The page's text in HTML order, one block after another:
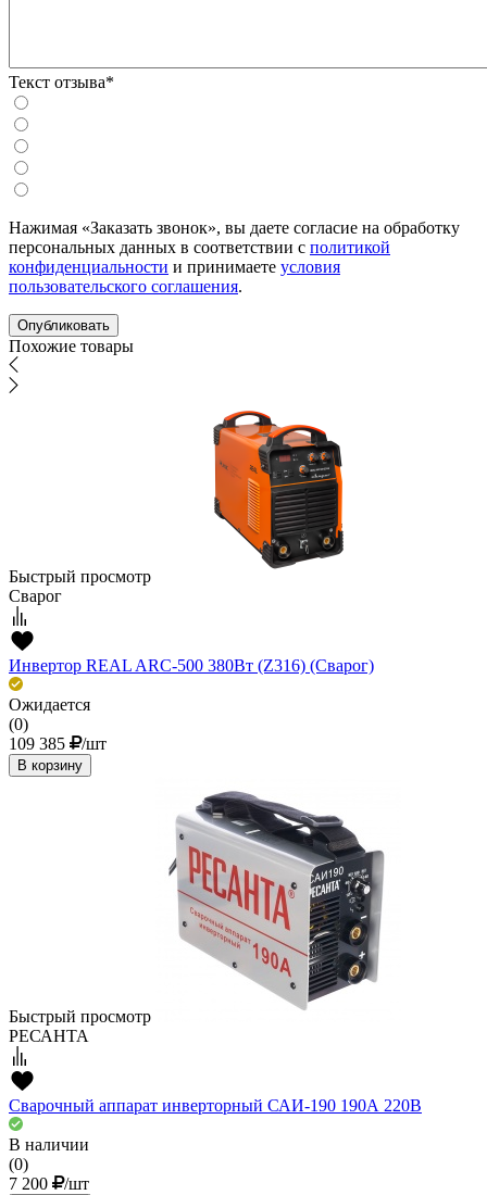
Текст отзыва*
Нажимая «Заказать звонок», вы даете согласие на обработку
персональных данных в соответствии с политикой
конфиденциальности и принимаете условия
пользовательского соглашения.
Похожие товары
Быстрый просмотр
Сварог
Инвертор REAL ARC-500 380Вт (Z316) (Сварог)
Ожидается
(0)
109 385
/шт
В корзину
Быстрый просмотр
РЕСАНТА
Сварочный аппарат инверторный САИ-190 190А 220В
В наличии
(0)
7 200
/шт